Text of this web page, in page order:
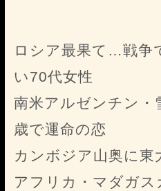
ロシア最果て…戦争
い70代女性
南米アルゼンチン
歳で運命の恋
カンボジア山奥に東
アフリカ・マダガス